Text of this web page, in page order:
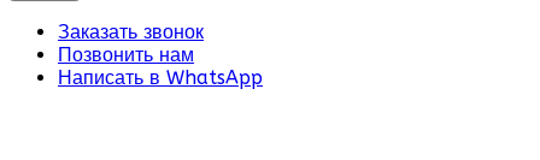
Заказать звонок
Позвонить нам
Написать в WhatsApp